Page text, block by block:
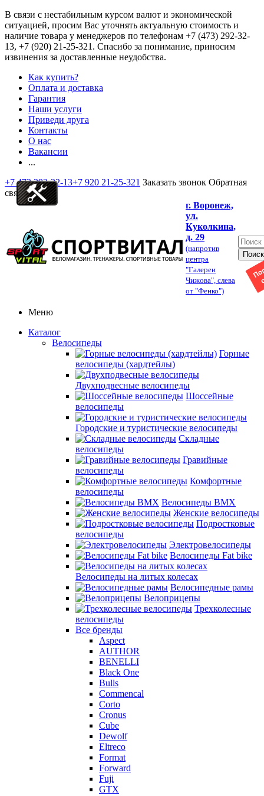
В связи с нестабильным курсом валют и экономической
ситуацией, просим Вас уточнять актуальную стоимость и
наличие товара у менеджеров по телефонам +7 (473) 292-32-
13, +7 (920) 21-25-321 . Спасибо за понимание, приносим
извинения за доставленные неудобства.
Как купить?
Оплата и доставка
Гарантия
Наши услуги
Приведи друга
Контакты
О нас
Вакансии
...
+7 473 292-32-13+7 920 21-25-321 Заказать звонок Обратная
связь
г. Воронеж,
ул.
Куколкина,
д. 29
(напротив
центра
"Галереи
Чижова", слева
от "Фенко")
Меню
Каталог
Велосипеды
Горные
велосипеды (хардтейлы)
Двухподвесные велосипеды
Шоссейные
велосипеды
Городские и туристические велосипеды
Складные
велосипеды
Гравийные
велосипеды
Комфортные
велосипеды
Велосипеды BMX
Женские велосипеды
Подростковые
велосипеды
Электровелосипеды
Велосипеды Fat bike
Велосипеды на литых колесах
Велосипедные рамы
Велоприцепы
Трехколесные
велосипеды
Все бренды
Aspect
AUTHOR
BENELLI
Black One
Bulls
Commencal
Corto
Cronus
Cube
Dewolf
Eltreco
Format
Forward
Fuji
GTX